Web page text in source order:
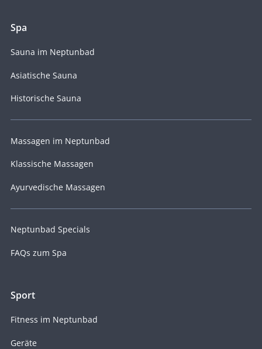
Spa
Sauna im Neptunbad
Asiatische Sauna
Historische Sauna
Massagen im Neptunbad
Klassische Massagen
Ayurvedische Massagen
Neptunbad Specials
FAQs zum Spa
Sport
Fitness im Neptunbad
Geräte